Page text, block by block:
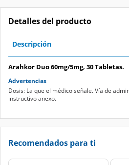
Detalles del producto
Descripción
Arahkor Duo 60mg/5mg, 30 Tabletas.
Advertencias
Dosis: La que el médico señale. Vía de
instructivo anexo.
Recomendados para ti